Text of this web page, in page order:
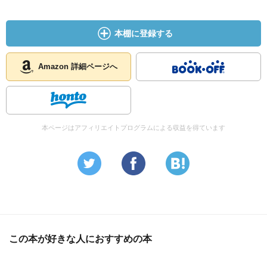
本棚に登録する
Amazon 詳細ページへ
本ページはアフィリエイトプログラムによる収益を得ています
この本が好きな人におすすめの本